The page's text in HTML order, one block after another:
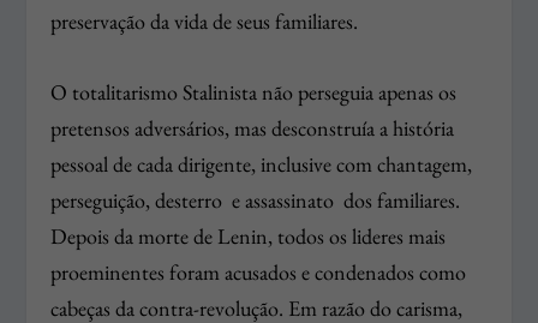
preservação da vida de seus familiares.
O totalitarismo Stalinista não perseguia apenas os
pretensos adversários, mas desconstruía a história
pessoal de cada dirigente, inclusive com chantagem,
perseguição, desterro e assassinato dos familiares.
Depois da morte de Lenin, todos os lideres mais
proeminentes foram acusados e condenados como
cabeças da contra-revolução. Em razão do carisma,